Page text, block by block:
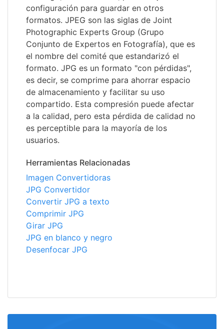
configuración para guardar en otros
formatos. JPEG son las siglas de Joint
Photographic Experts Group (Grupo
Conjunto de Expertos en Fotografía), que es
el nombre del comité que estandarizó el
formato. JPG es un formato "con pérdidas",
es decir, se comprime para ahorrar espacio
de almacenamiento y facilitar su uso
compartido. Esta compresión puede afectar
a la calidad, pero esta pérdida de calidad no
es perceptible para la mayoría de los
usuarios.
Herramientas Relacionadas
Imagen Convertidoras
JPG Convertidor
Convertir JPG a texto
Comprimir JPG
Girar JPG
JPG en blanco y negro
Desenfocar JPG